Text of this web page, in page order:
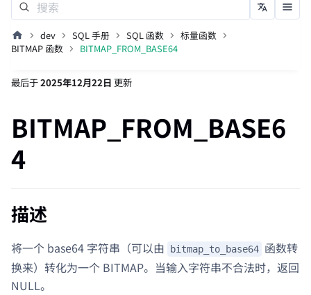
dev SQL 手册 SQL 函数
标量函数
BITMAP 函数
BITMAP_FROM_BASE64
最后于2025年12月22日 更新
BITMAP_FROM_BASE6
4
描述
将一个 base64 字符串（可以由 bitmap_to_base64 函数转
换来）转化为一个 BITMAP。当输入字符串不合法时，返回
NULL。